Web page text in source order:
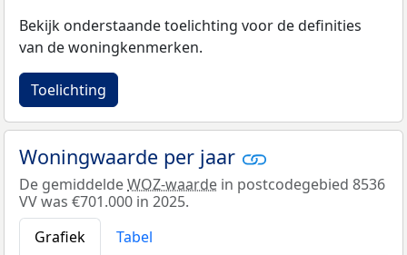
Bekijk onderstaande toelichting voor de definities
van de woningkenmerken.
Toelichting
Woningwaarde per jaar
De gemiddeldeWOZ-waarde in postcodegebied 8536
VV was €701.000 in 2025.
Grafiek
Tabel